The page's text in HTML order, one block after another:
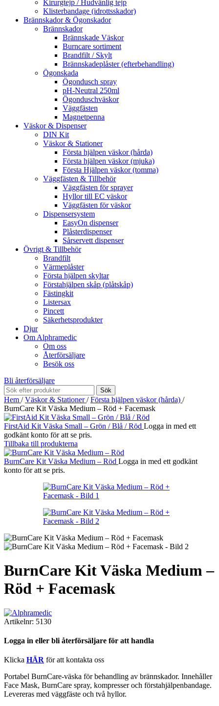
Kirurgtejp / Hudvänlig tejp
Klisterbandage (idrottsskador)
Brännskador & Ögonskador
Brännskador
Brännskade Väskor
Burncare sortiment
Brandfilt / Skylt
Brännskadeplåster (efterbehandling)
Ögonskada
Ögondusch spray
pH-Neutral 250ml
Ögonduschväskor
Väggfästen
Magnetpenna
Väskor & Dispenser
DIN Kit
Väskor & Stationer
Första hjälpen väskor (hårda)
Första hjälpen väskor (mjuka)
Första Hjälpen väskor (tomma)
Väggfästen & Tillbehör
Väggfästen för sprayer
Hyllor till EC väskor
Väggfästen för väskor
Dispensersystem
EasyOn dispenser
Plåsterdispenser
Sårservett dispenser
Övrigt & Tillbehör
Brandfilt
Värmeplåster
Första hjälpen skyltar
Förstahjälpen skåp (plåtskåp)
Fästingkit
Listersax
Pincett
Säkerhetsprodukter
Djur
Om Alphramedic
Om oss
Återförsäljare
Besök oss
Bli återförsäljare
Sök
Hem / Väskor & Stationer/ Första hjälpen väskor (hårda) /
BurnCare Kit Väska Medium – Röd + Facemask
FirstAid Kit Väska Small – Grön / Blå / Röd Logga in med ett
godkänt konto för att se pris.
Tillbaka till produkterna
BurnCare Kit Väska Medium – Röd Logga in med ett godkänt
konto för att se pris.
BurnCare Kit Väska Medium –
Röd + Facemask
Artikelnr: 5130
Logga in eller bli återförsäljare för att handla
Klicka HÄR för att kontakta oss
Portabel BurnCare-väska för behandling av brännskador. Innehåller
Face Mask, BurnCare spray, kompresser och förstahjälpenbandage.
Levereras med väggfäste och två hyllor.